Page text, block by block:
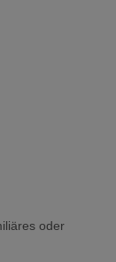
oder